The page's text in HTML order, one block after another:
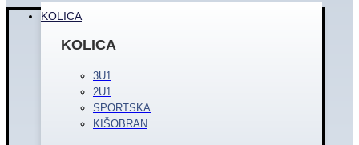
KOLICA
KOLICA
3U1
2U1
SPORTSKA
KIŠOBRAN